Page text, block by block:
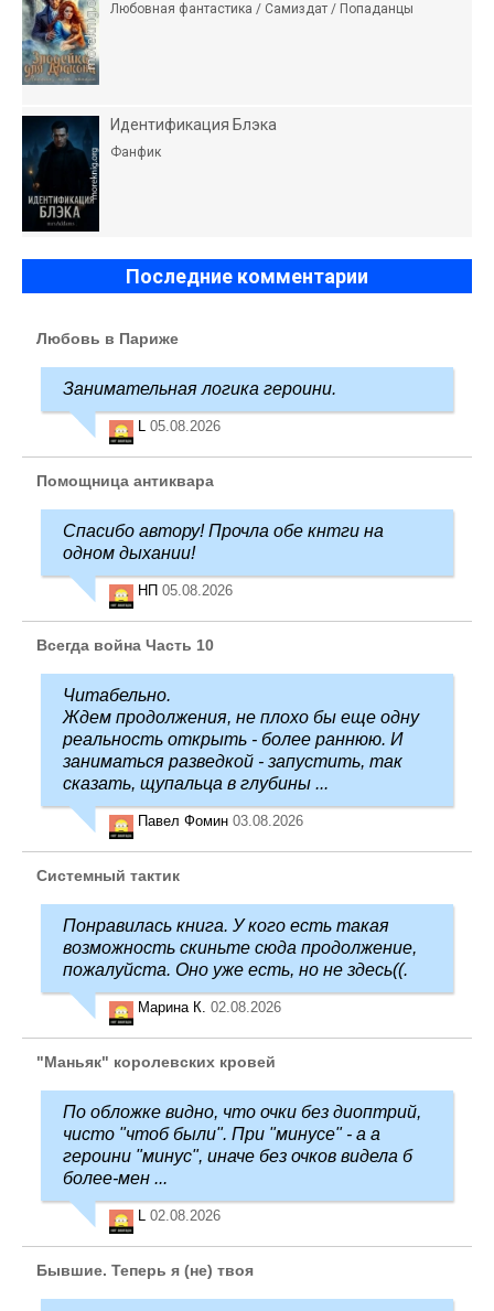
Любовная фантастика / Самиздат / Попаданцы
Идентификация Блэка
Фанфик
Последние комментарии
Любовь в Париже
Занимательная логика героини.
L 05.08.2026
Помощница антиквара
Спасибо автору! Прочла обе кнтги на
одном дыхании!
НП 05.08.2026
Всегда война Часть 10
Читабельно.
Ждем продолжения, не плохо бы еще одну
реальность открыть - более раннюю. И
заниматься разведкой - запустить, так
сказать, щупальца в глубины ...
Павел Фомин 03.08.2026
Системный тактик
Понравилась книга. У кого есть такая
возможность скиньте сюда продолжение,
пожалуйста. Оно уже есть, но не здесь((.
Марина К. 02.08.2026
"Маньяк" королевских кровей
По обложке видно, что очки без диоптрий,
чисто "чтоб были". При "минусе" - а а
героини "минус", иначе без очков видела б
более-мен ...
L 02.08.2026
Бывшие. Теперь я (не) твоя